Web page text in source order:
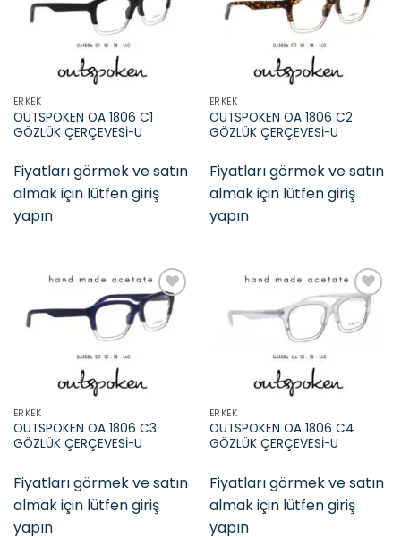
Add to
ERKEK
OUTSPOKEN OA 1806 C1
GÖZLÜK ÇERÇEVESİ-U
Fiyatları görmek ve satın
almak için lütfen giriş
yapın
Add to
ERKEK
OUTSPOKEN OA 1806 C2
GÖZLÜK ÇERÇEVESİ-U
Fiyatları görmek ve satın
almak için lütfen giriş
yapın
ERKEK
OUTSPOKEN OA 1806 C3
GÖZLÜK ÇERÇEVESİ-U
Fiyatları görmek ve satın
almak için lütfen giriş
yapın
ERKEK
OUTSPOKEN OA 1806 C4
GÖZLÜK ÇERÇEVESİ-U
Fiyatları görmek ve satın
almak için lütfen giriş
yapın